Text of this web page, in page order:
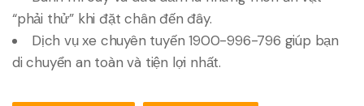
“phải thử” khi đặt chân đến đây.
Dịch vụ xe chuyên tuyến 1900-996-796 giúp bạn
di chuyển an toàn và tiện lợi nhất.